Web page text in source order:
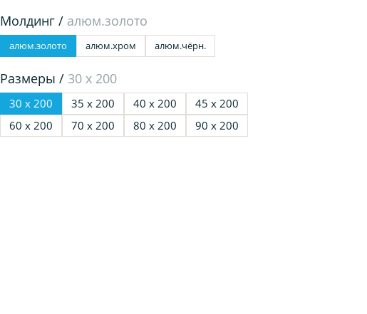
Молдинг / алюм.золото
алюм.золото алюм.хром алюм.чёрн.
Размеры / 30 х 200
30 х 200 35 х 200 40 х 200
45 х 200
60 х 200
70 х 200 80 х 200 90 х 200